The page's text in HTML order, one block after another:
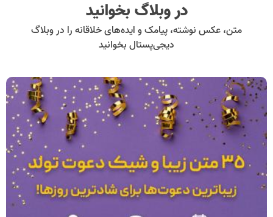
در وبلاگ بخوانید
متن، عکس نوشته، پیامک و ایده‌های خلاقانه را در وبلاگ
دیجی‌پستال بخوانید